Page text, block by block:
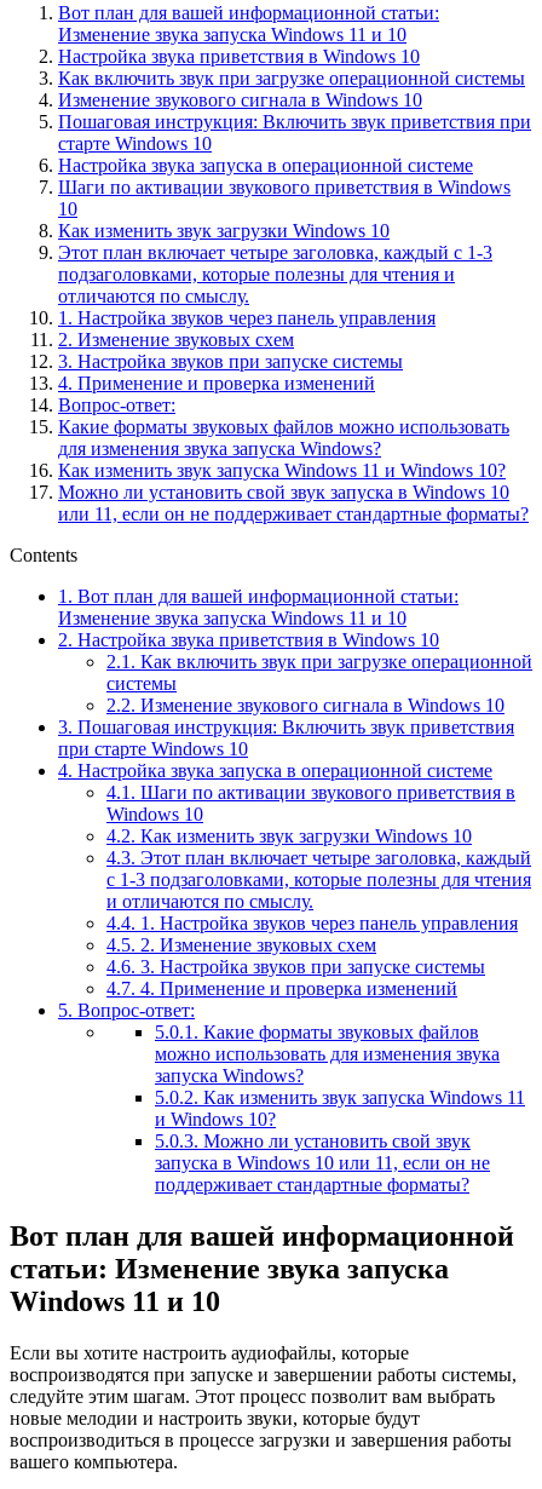
Вот план для вашей информационной статьи:
Изменение звука запуска Windows 11 и 10
Настройка звука приветствия в Windows 10
Как включить звук при загрузке операционной системы
Изменение звукового сигнала в Windows 10
Пошаговая инструкция: Включить звук приветствия при
старте Windows 10
Настройка звука запуска в операционной системе
Шаги по активации звукового приветствия в Windows
10
Как изменить звук загрузки Windows 10
Этот план включает четыре заголовка, каждый с 1-3
подзаголовками, которые полезны для чтения и
отличаются по смыслу.
1. Настройка звуков через панель управления
2. Изменение звуковых схем
3. Настройка звуков при запуске системы
4. Применение и проверка изменений
Вопрос-ответ:
Какие форматы звуковых файлов можно использовать
для изменения звука запуска Windows?
Как изменить звук запуска Windows 11 и Windows 10?
Можно ли установить свой звук запуска в Windows 10
или 11, если он не поддерживает стандартные форматы?
Contents
1. Вот план для вашей информационной статьи:
Изменение звука запуска Windows 11 и 10
2. Настройка звука приветствия в Windows 10
2.1. Как включить звук при загрузке операционной
системы
2.2. Изменение звукового сигнала в Windows 10
3. Пошаговая инструкция: Включить звук приветствия
при старте Windows 10
4. Настройка звука запуска в операционной системе
4.1. Шаги по активации звукового приветствия в
Windows 10
4.2. Как изменить звук загрузки Windows 10
4.3. Этот план включает четыре заголовка, каждый
с 1-3 подзаголовками, которые полезны для чтения
и отличаются по смыслу.
4.4. 1. Настройка звуков через панель управления
4.5. 2. Изменение звуковых схем
4.6. 3. Настройка звуков при запуске системы
4.7. 4. Применение и проверка изменений
5. Вопрос-ответ:
5.0.1. Какие форматы звуковых файлов
можно использовать для изменения звука
запуска Windows?
5.0.2. Как изменить звук запуска Windows 11
и Windows 10?
5.0.3. Можно ли установить свой звук
запуска в Windows 10 или 11, если он не
поддерживает стандартные форматы?
Вот план для вашей информационной
статьи: Изменение звука запуска
Windows 11 и 10
Если вы хотите настроить аудиофайлы, которые
воспроизводятся при запуске и завершении работы системы,
следуйте этим шагам. Этот процесс позволит вам выбрать
новые мелодии и настроить звуки, которые будут
воспроизводиться в процессе загрузки и завершения работы
вашего компьютера.